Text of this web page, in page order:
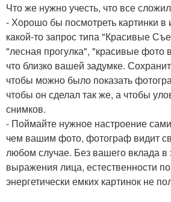
Что же нужно учесть, что все
- Хорошо бы посмотреть картинки в
какой-то запрос типа "Красивые
"лесная прогулка", "красивые фото
что близко вашей задумке.
чтобы можно было показать
чтобы он сделал так же, а чтобы
снимков.
- Поймайте нужное настроение
чем вашим фото, фотограф видит
любом случае. Без вашего вклада в
выражения лица, естественности
энергетически емких картинок не